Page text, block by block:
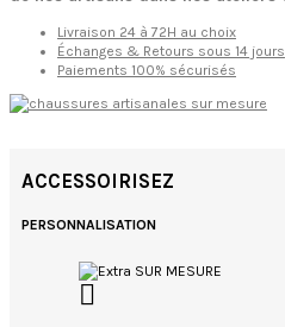
Livraison 24 à 72H au choix
Échanges & Retours sous 14 jours
Paiements 100% sécurisés
ACCESSOIRISEZ
PERSONNALISATION
